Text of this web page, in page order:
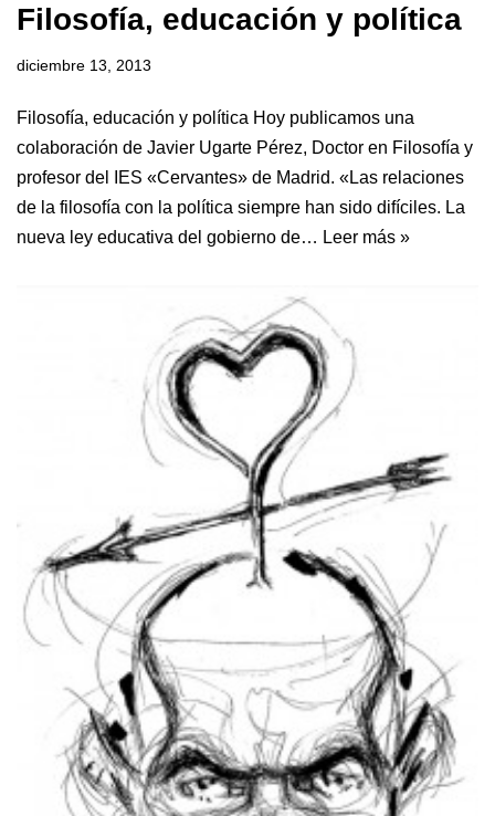
Filosofía, educación y política
diciembre 13, 2013
Filosofía, educación y política Hoy publicamos una
colaboración de Javier Ugarte Pérez, Doctor en Filosofía y
profesor del IES «Cervantes» de Madrid. «Las relaciones
de la filosofía con la política siempre han sido difíciles. La
nueva ley educativa del gobierno de… Leer más »